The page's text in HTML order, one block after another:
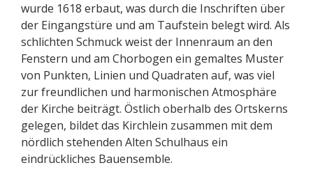
wurde 1618 erbaut, was durch die Inschriften über
der Eingangstüre und am Taufstein belegt wird. Als
schlichten Schmuck weist der Innenraum an den
Fenstern und am Chorbogen ein gemaltes Muster
von Punkten, Linien und Quadraten auf, was viel
zur freundlichen und harmonischen Atmosphäre
der Kirche beiträgt. Östlich oberhalb des Ortskerns
gelegen, bildet das Kirchlein zusammen mit dem
nördlich stehenden Alten Schulhaus ein
eindrückliches Bauensemble.